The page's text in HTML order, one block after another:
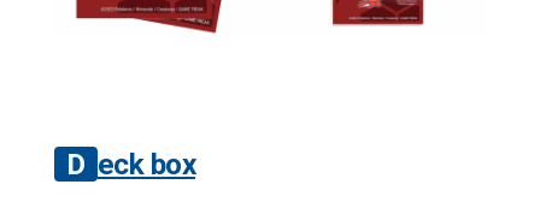
Deck box